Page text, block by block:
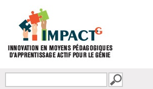
FORMULAIRE DE